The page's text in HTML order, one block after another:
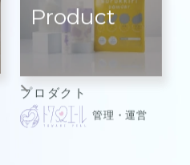
Product
プロダクト
管理・運営